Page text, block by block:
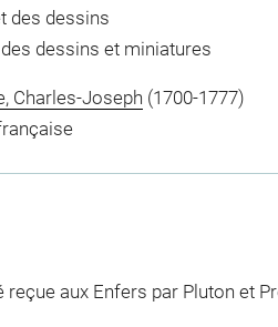
des dessins
dessins et miniatures
Charles-Joseph (1700-1777)
reçue aux Enfers par Pluton et